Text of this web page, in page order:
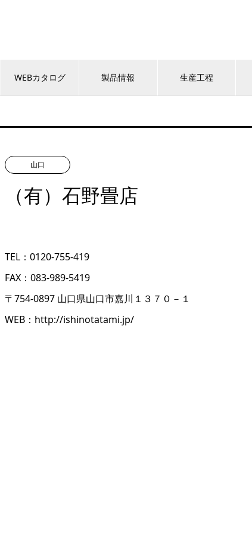
WEBカタログ 製品情報 生産工程
山口
（有）石野畳店
TEL：0120-755-419
FAX：083-989-5419
〒754-0897 山口県山口市嘉川１３７０－１
WEB： http://ishinotatami.jp/